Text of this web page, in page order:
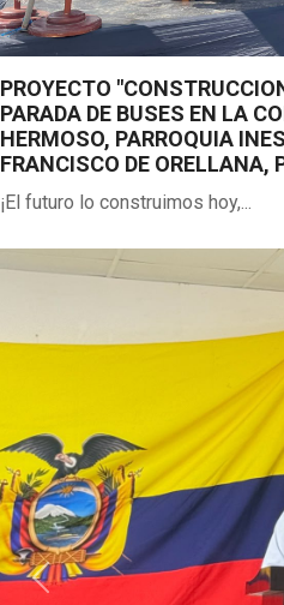
PROYECTO
PARADA DE BUSES EN LA
HERMOSO, PARROQUIA
FRANCISCO DE ORELLANA,
¡El futuro lo construimos hoy,...
Previous